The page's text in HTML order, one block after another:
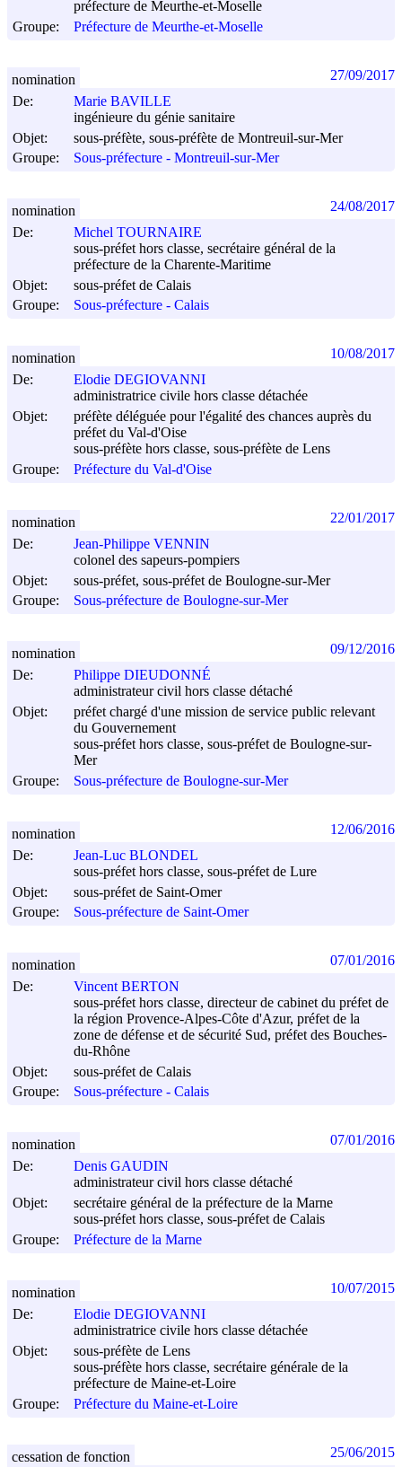
préfecture de Meurthe-et-Moselle
Groupe:
Préfecture de Meurthe-et-Moselle
De:
Marie BAVILLE
ingénieure du génie sanitaire
Objet:
sous-préfète, sous-préfète de Montreuil-sur-Mer
Groupe:
Sous-préfecture - Montreuil-sur-Mer
nomination 27/09/2017
De:
Michel TOURNAIRE
sous-préfet hors classe, secrétaire général de la
préfecture de la Charente-Maritime
Objet:
sous-préfet de Calais
Groupe:
Sous-préfecture - Calais
nomination 24/08/2017
De:
Elodie DEGIOVANNI
administratrice civile hors classe détachée
Objet:
préfète déléguée pour l'égalité des chances auprès du
préfet du Val-d'Oise
sous-préfète hors classe, sous-préfète de Lens
Groupe:
Préfecture du Val-d'Oise
nomination 10/08/2017
De:
Jean-Philippe VENNIN
colonel des sapeurs-pompiers
Objet:
sous-préfet, sous-préfet de Boulogne-sur-Mer
Groupe:
Sous-préfecture de Boulogne-sur-Mer
nomination 22/01/2017
De:
Philippe DIEUDONNÉ
administrateur civil hors classe détaché
Objet:
préfet chargé d'une mission de service public relevant
du Gouvernement
sous-préfet hors classe, sous-préfet de Boulogne-sur-
Mer
Groupe:
Sous-préfecture de Boulogne-sur-Mer
nomination 09/12/2016
De:
Jean-Luc BLONDEL
sous-préfet hors classe, sous-préfet de Lure
Objet:
sous-préfet de Saint-Omer
Groupe:
Sous-préfecture de Saint-Omer
nomination 12/06/2016
De:
Vincent BERTON
sous-préfet hors classe, directeur de cabinet du préfet de
la région Provence-Alpes-Côte d'Azur, préfet de la
zone de défense et de sécurité Sud, préfet des Bouches-
du-Rhône
Objet:
sous-préfet de Calais
Groupe:
Sous-préfecture - Calais
nomination 07/01/2016
De:
Denis GAUDIN
administrateur civil hors classe détaché
Objet:
secrétaire général de la préfecture de la Marne
sous-préfet hors classe, sous-préfet de Calais
Groupe:
Préfecture de la Marne
nomination 07/01/2016
De:
Elodie DEGIOVANNI
administratrice civile hors classe détachée
Objet:
sous-préfète de Lens
sous-préfète hors classe, secrétaire générale de la
préfecture de Maine-et-Loire
Groupe:
Préfecture du Maine-et-Loire
nomination 10/07/2015
cessation de fonction 25/06/2015